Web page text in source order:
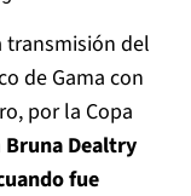
transmisión del
de Gama con
por la Copa
Bruna Dealtry
fue